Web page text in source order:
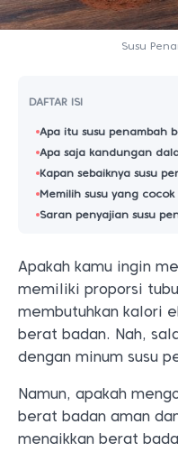
Susu
DAFTAR ISI
Apa itu susu penambah
Apa saja kandungan
Kapan sebaiknya susu
Memilih susu yang
Saran penyajian susu
Apakah kamu ingin
memiliki proporsi
membutuhkan kalori
berat badan. Nah,
dengan minum susu
Namun, apakah
berat badan aman
menaikkan berat